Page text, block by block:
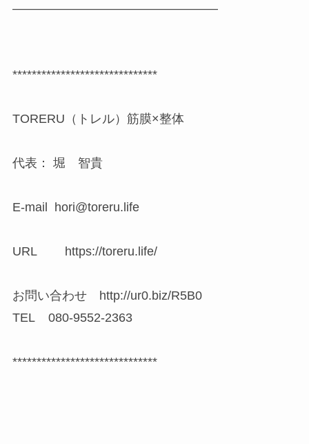
————————————————–
******************************
TORERU（トレル）筋膜×整体
代表： 堀 智貴
E-mail hori@toreru.life
URL https://toreru.life/
お問い合わせ http://ur0.biz/R5B0
TEL 080-9552-2363
******************************